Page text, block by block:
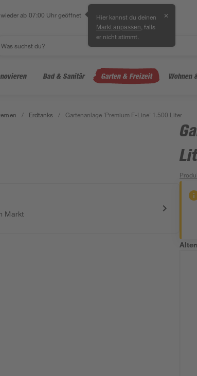
ab 07:00 Uhr geöffnet Hier kannst du deinen
Markt anpassen , falls
er nicht stimmt.
✕
Bad & Sanitär Garten & Freizeit Wohnen
/ Erdtanks / Gartenanlage 'Premium F-Line' 1.500 Liter
Markt